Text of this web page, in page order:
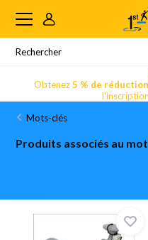
Obtenez5 % de réduction
Mots-clés
Produits associés au